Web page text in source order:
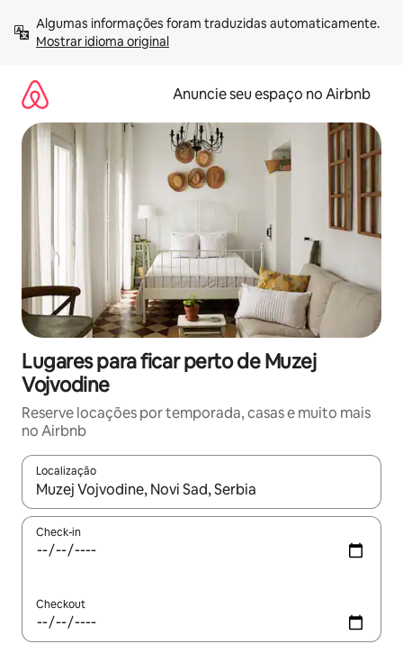
para
Mostrar idioma original
Anuncie seu espaço no Airbnb
Lugares para ficar perto de Muzej
Vojvodine
Reserve locações por temporada, casas e muito mais
no Airbnb
Localização
Quando os resultados estiverem disponíveis, explore-os
Check-in
Checkout